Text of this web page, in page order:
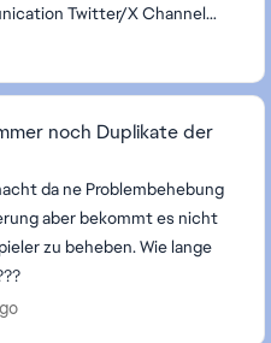
Twitter/X Channel
da wir wissen, dass nicht
noch Duplikate der
da ne Problembehebung
aber bekommt es nicht
zu beheben. Wie lange